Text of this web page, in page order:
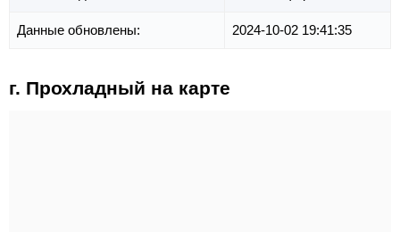
Данные обновлены: 2024-10-02 19:41:35
г. Прохладный на карте